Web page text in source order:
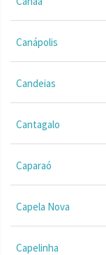
Canápolis
Candeias
Cantagalo
Caparaó
Capela Nova
Capelinha